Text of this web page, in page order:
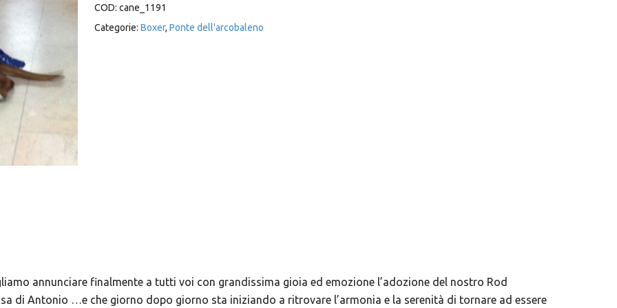
COD: cane_1191
Categorie: Boxer, Ponte dell'arcobaleno
annunciare finalmente a tutti voi con grandissima gioia ed emozione l’adozione del nostro Rod
di Antonio …e che giorno dopo giorno sta iniziando a ritrovare l’armonia e la serenità di tornare ad essere